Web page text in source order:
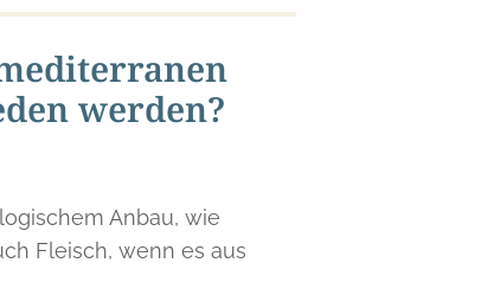
werden?
Anbau, wie
Fleisch, wenn es aus